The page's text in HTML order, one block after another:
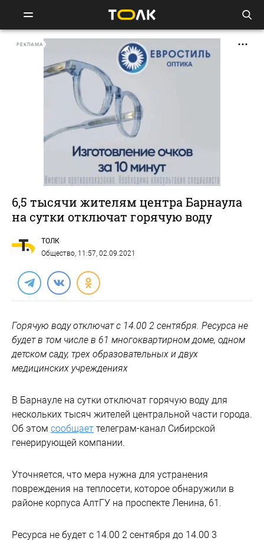
РЕКЛАМА
6,5 тысячи жителям центра Барнаула
на сутки отключат горячую воду
ТОЛК
Общество, 11:57, 02.09.2021
Горячую воду отключат с 14.00 2 сентября. Ресурса не
будет в том числе в 61 многоквартирном доме, одном
детском саду, трех образовательных и двух
медицинских учреждениях
В Барнауле на сутки отключат горячую воду для
нескольких тысяч жителей центральной части города.
Об этом сообщает телеграм-канал Сибирской
генерирующей компании.
Уточняется, что мера нужна для устранения
повреждения на теплосети, которое обнаружили в
районе корпуса АлтГУ на проспекте Ленина, 61.
Ресурса не будет с 14.00 2 сентября до 14.00 3